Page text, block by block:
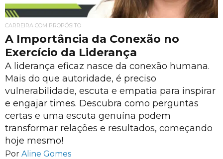
CARREIRA COM PROPÓSITO
A Importância da Conexão no
Exercício da Liderança
A liderança eficaz nasce da conexão humana.
Mais do que autoridade, é preciso
vulnerabilidade, escuta e empatia para inspirar
e engajar times. Descubra como perguntas
certas e uma escuta genuína podem
transformar relações e resultados, começando
hoje mesmo!
Por Aline Gomes